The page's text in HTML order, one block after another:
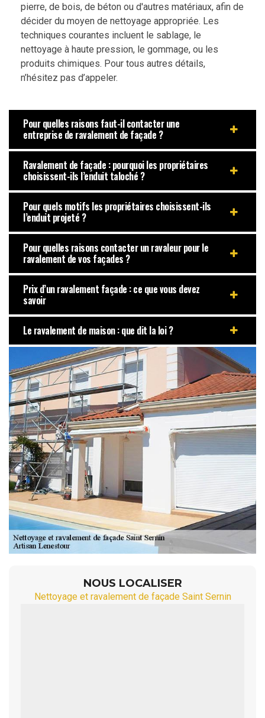
pierre, de bois, de béton ou d'autres matériaux, afin de
décider du moyen de nettoyage appropriée. Les
techniques courantes incluent le sablage, le
nettoyage à haute pression, le gommage, ou les
produits chimiques. Pour tous autres détails,
n’hésitez pas d’appeler.
Pour quelles raisons faut-il contacter une
entreprise de ravalement de façade ?
Ravalement de façade : pourquoi les propriétaires
choisissent-ils l’enduit taloché ?
Pour quels motifs les propriétaires choisissent-ils
l’enduit projeté ?
Pour quelles raisons contacter un ravaleur pour le
ravalement de vos façades ?
Prix d’un ravalement façade : ce que vous devez
savoir
Le ravalement de maison : que dit la loi ?
NOUS LOCALISER
Nettoyage et ravalement de façade Saint Sernin